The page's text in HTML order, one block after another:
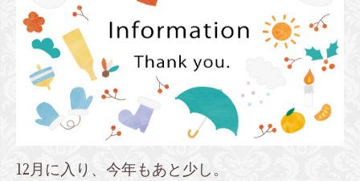
12月に入り、今年もあと少し。